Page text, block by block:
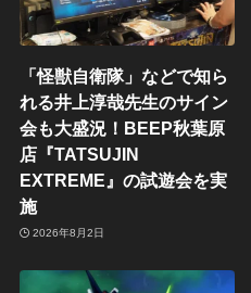
「怪獣自衛隊」などで知ら
れる井上淳哉先生のサイン
会も大盛況！BEEP秋葉原
店『TATSUJIN
EXTREME』の試遊会を実
施
2026年8月2日